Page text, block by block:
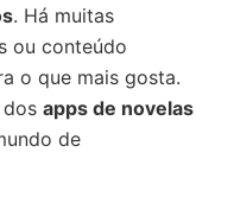
. Há muitas
ou conteúdo
o que mais gosta.
apps de novelas
de